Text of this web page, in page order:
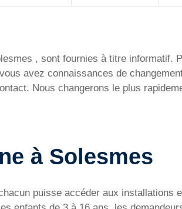
, sont fournies à titre
avez connaissances de
Nous changerons le plus
à Solesmes
puisse accéder aux installations